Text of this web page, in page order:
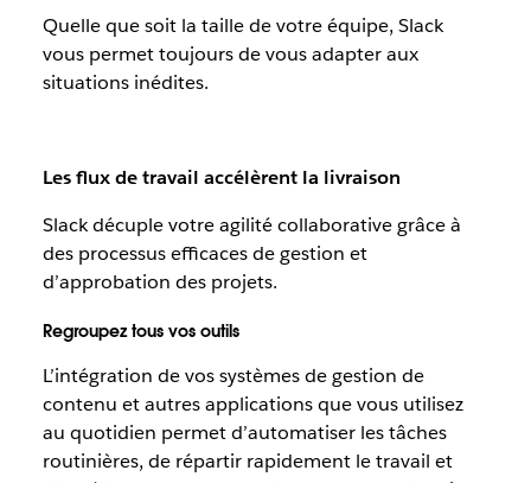
Quelle que soit la taille de votre équipe, Slack
vous permet toujours de vous adapter aux
situations inédites.
Les flux de travail accélèrent la livraison
Slack décuple votre agilité collaborative grâce à
des processus efficaces de gestion et
d’approbation des projets.
Regroupez tous vos outils
L’intégration de vos systèmes de gestion de
contenu et autres applications que vous utilisez
au quotidien permet d’automatiser les tâches
routinières, de répartir rapidement le travail et